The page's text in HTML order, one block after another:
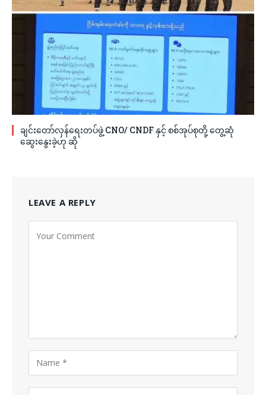
ချင်းတော်လှန်ရေးတပ်ဖွဲ့ CNO/ CNDF နှင့် စစ်အုပ်စုတို့ တွေ့ဆုံ
ဆွေးနွေးခဲ့ဟု ဆို
LEAVE A REPLY